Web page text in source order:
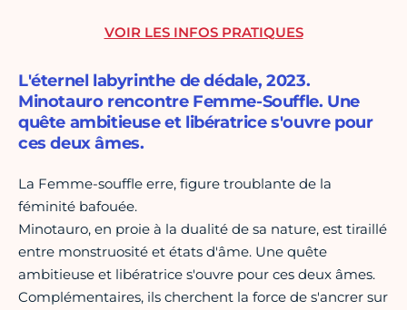
L'éternel labyrinthe de dédale, 2023.
Minotauro rencontre Femme-Souffle. Une
quête ambitieuse et libératrice s'ouvre pour
ces deux âmes.
La Femme-souffle erre, figure troublante de la
féminité bafouée.
Minotauro, en proie à la dualité de sa nature, est tiraillé
entre monstruosité et états d'âme. Une quête
ambitieuse et libératrice s'ouvre pour ces deux âmes.
Complémentaires, ils cherchent la force de s'ancrer sur
VOIR LES INFOS PRATIQUES